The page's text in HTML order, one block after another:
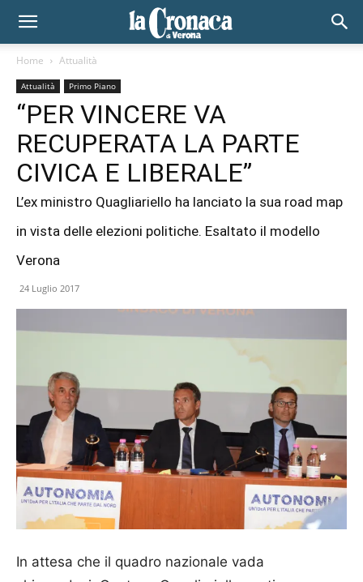
Home Attualità
Attualità Primo Piano
“PER VINCERE VA
RECUPERATA LA PARTE
CIVICA E LIBERALE”
L’ex ministro Quagliariello ha lanciato la sua road map
in vista delle elezioni politiche. Esaltato il modello
Verona
24 Luglio 2017
In attesa che il quadro nazionale vada